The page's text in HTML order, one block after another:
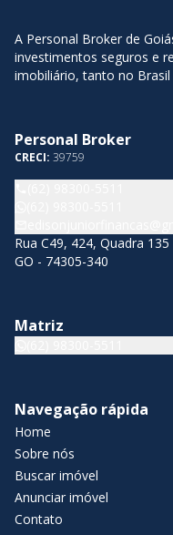
A Personal Broker de
investimentos seguros e
imobiliário, tanto no
Personal Broker
CRECI: 39759
Rua C49, 424, Quadra
GO - 74305-340
Matriz
Navegação rápida
Home
Sobre nós
Buscar imóvel
Anunciar imóvel
Contato